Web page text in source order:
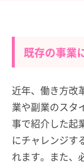
既存の事業
近年、働き方改
業や副業のスタ
事で紹介した起
にチャレンジす
れます。また、